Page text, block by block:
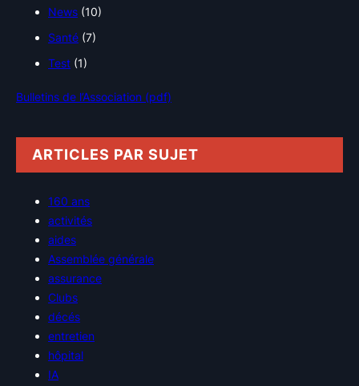
News (10)
Santé (7)
Test (1)
Bulletins de l’Association (pdf)
ARTICLES PAR SUJET
160 ans
activités
aides
Assemblée générale
assurance
Clubs
décés
entretien
hôpital
IA